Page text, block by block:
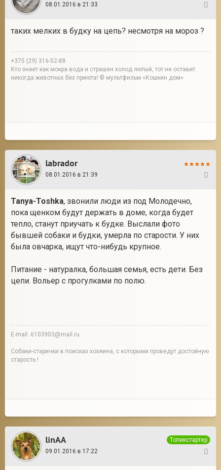
08.01.2016 в 21:33
таких мелких в будку на цепь? несмотря на мороз ?
+375 (29) 316-52-88
Кто знает как мокра вода и страшен холод лютый, тот не оставит
никогда животных без приюта! © мультфильм «Кошкин дом»
labrador
08.01.2016 в 21:39
Tanya-Toshka, звонили люди из под Молодечно,
пока щенком будут держать в доме, когда будет
тепло, станут приучать к будке. Выслали фото
бывшей собаки и будки, умерла по старости. У них
была овчарка, ищут что-нибудь крупное.
Питание - натуралка, большая семья, есть дети. Без
цепи. Вольер с прогулками по полю.
E-mail: 6103903@mail.ru
Собаки-старички в поисках хозяина, с которыми проведут достойную
старость !
linAA
Топикстартер
09.01.2016 в 17:22